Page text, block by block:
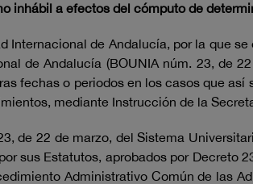
inhábil a efectos del cómputo de
de Andalucía, por la que
de Andalucía (BOUNIA núm. 23, de
fechas o periodos en los casos que así
mediante Instrucción de la
de 22 de marzo, del Sistema
sus Estatutos, aprobados por Decreto
Administrativo Común de las